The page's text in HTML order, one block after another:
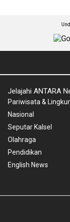
Jelajahi ANTARA
Pariwisata &
Nasional
Seputar Kalsel
Olahraga
Pendidikan
English News